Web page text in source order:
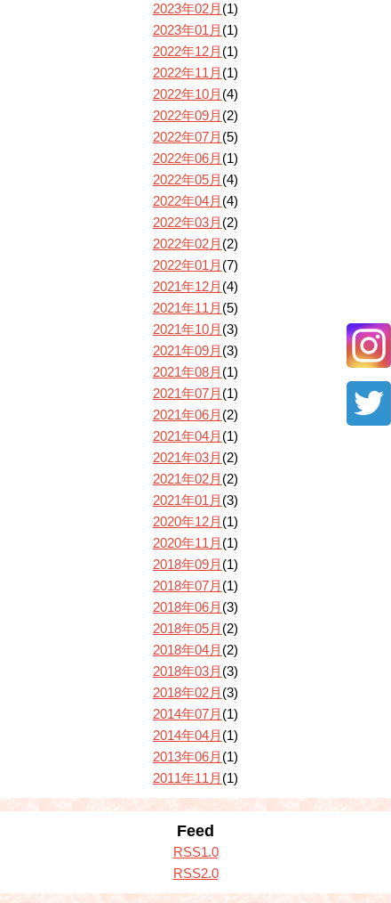
2023年02月 (1)
2023年01月 (1)
2022年12月 (1)
2022年11月 (1)
2022年10月 (4)
2022年09月 (2)
2022年07月 (5)
2022年06月 (1)
2022年05月 (4)
2022年04月 (4)
2022年03月 (2)
2022年02月 (2)
2022年01月 (7)
2021年12月 (4)
2021年11月 (5)
2021年10月 (3)
2021年09月 (3)
2021年08月 (1)
2021年07月 (1)
2021年06月 (2)
2021年04月 (1)
2021年03月 (2)
2021年02月 (2)
2021年01月 (3)
2020年12月 (1)
2020年11月 (1)
2018年09月 (1)
2018年07月 (1)
2018年06月 (3)
2018年05月 (2)
2018年04月 (2)
2018年03月 (3)
2018年02月 (3)
2014年07月 (1)
2014年04月 (1)
2013年06月 (1)
2011年11月 (1)
Feed
RSS1.0
RSS2.0